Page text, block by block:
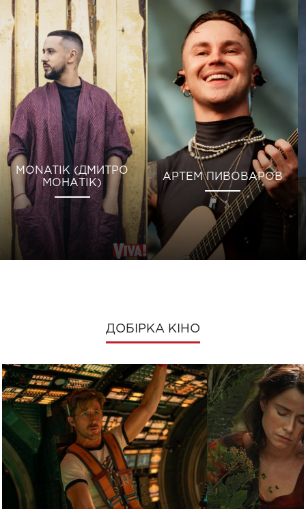
MONATIK (ДМИТРО
МОНАТІК)
АРТЕМ ПИВОВАРОВ
ДОБІРКА КІНО